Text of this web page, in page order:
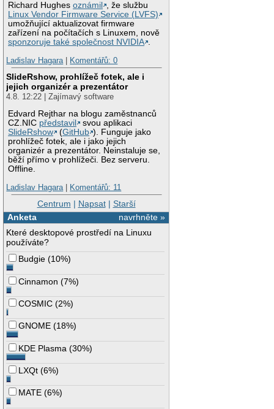
Richard Hughesoznámil
, že službu
Linux Vendor Firmware Service (LVFS)
umožňující aktualizovat firmware
zařízení na počítačích s Linuxem, nově
sponzoruje také společnost NVIDIA .
Ladislav Hagara| Komentářů: 0
SlideRshow, prohlížeč fotek, ale i
jejich organizér a prezentátor
4.8. 12:22 | Zajímavý software
Edvard Rejthar na blogu zaměstnanců
CZ.NIC představil
svou aplikaci
SlideRshow
(GitHub ). Funguje jako
prohlížeč fotek, ale i jako jejich
organizér a prezentátor. Neinstaluje se,
běží přímo v prohlížeči. Bez serveru.
Offline.
Ladislav Hagara| Komentářů: 11
Centrum | Napsat| Starší
navrhněte »
Anketa
Které desktopové prostředí na Linuxu
používáte?
Budgie (10%)
Cinnamon (7%)
COSMIC (2%)
GNOME (18%)
KDE Plasma (30%)
LXQt (6%)
MATE (6%)